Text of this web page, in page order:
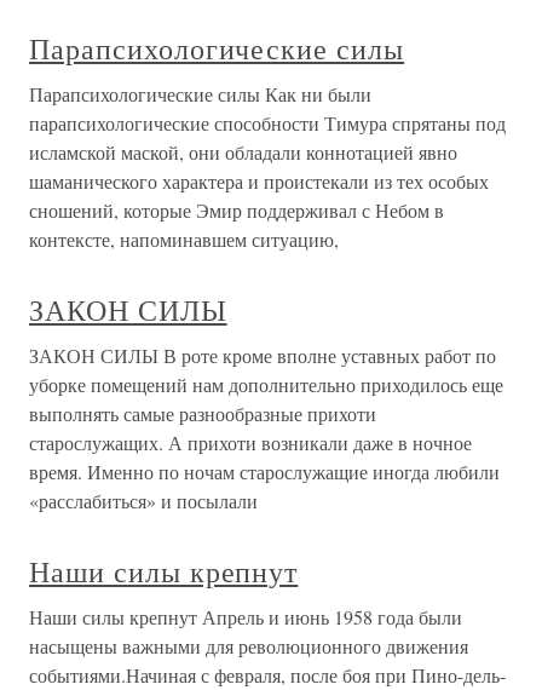
Парапсихологические силы
Парапсихологические силы Как ни были
парапсихологические способности Тимура спрятаны под
исламской маской, они обладали коннотацией явно
шаманического характера и проистекали из тех особых
сношений, которые Эмир поддерживал с Небом в
контексте, напоминавшем ситуацию,
ЗАКОН СИЛЫ
ЗАКОН СИЛЫ В роте кроме вполне уставных работ по
уборке помещений нам дополнительно приходилось еще
выполнять самые разнообразные прихоти
старослужащих. А прихоти возникали даже в ночное
время. Именно по ночам старослужащие иногда любили
«расслабиться» и посылали
Наши силы крепнут
Наши силы крепнут Апрель и июнь 1958 года были
насыщены важными для революционного движения
событиями.Начиная с февраля, после боя при Пино-дель-